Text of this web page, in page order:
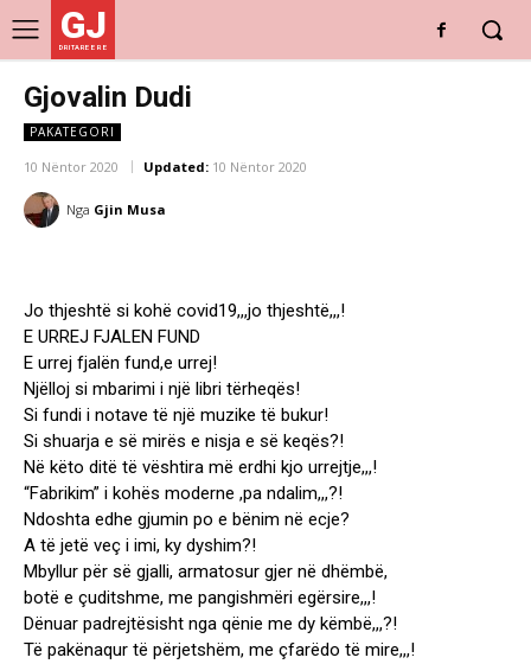
GJ
DRITARE E RE
Gjovalin Dudi
PAKATEGORI
10 Nëntor 2020 Updated: 10 Nëntor 2020
Nga Gjin Musa
Jo thjeshtë si kohë covid19,,,jo thjeshtë,,,!
E URREJ FJALEN FUND
E urrej fjalën fund,e urrej!
Njëlloj si mbarimi i një libri tërheqës!
Si fundi i notave të një muzike të bukur!
Si shuarja e së mirës e nisja e së keqës?!
Në këto ditë të vështira më erdhi kjo urrejtje,,,!
“Fabrikim” i kohës moderne ,pa ndalim,,,?!
Ndoshta edhe gjumin po e bënim në ecje?
A të jetë veç i imi, ky dyshim?!
Mbyllur për së gjalli, armatosur gjer në dhëmbë,
botë e çuditshme, me pangishmëri egërsire,,,!
Dënuar padrejtësisht nga qënie me dy këmbë,,,?!
Të pakënaqur të përjetshëm, me çfarëdo të mire,,,!